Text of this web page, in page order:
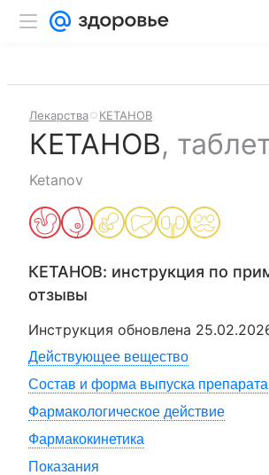
Лекарства КЕТАНОВ
КЕТАНОВ,
Ketanov
КЕТАНОВ: инструкция по
отзывы
Инструкция обновлена
Действующее вещество
Состав и форма выпуска препарата
Фармакологическое действие
Фармакокинетика
Показания